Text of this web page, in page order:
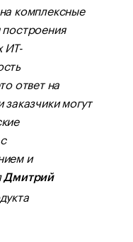
комплексные
ИТ-
ответ на
могут
и
Дмитрий